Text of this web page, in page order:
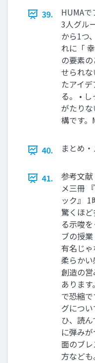
39.
HUMAで
3人グル
から1つ
れに「
の要素
せられ
たアイ
る。 •
がたり
構です
40. まとめ
41.
参考文
メ三冊
ック』
驚くほ
る示唆
ブの授業
有名じ
柔らかい
創造の
ありま
で恐縮
グにつ
ひ、読
に弾み
面のブ
方なども